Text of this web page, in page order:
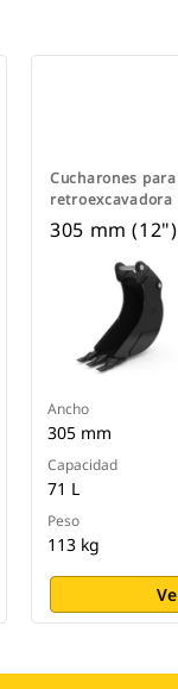
Cucharones
retroexcavadora
305 mm
Ancho
305 mm
Capacidad
71 L
Peso
113 kg